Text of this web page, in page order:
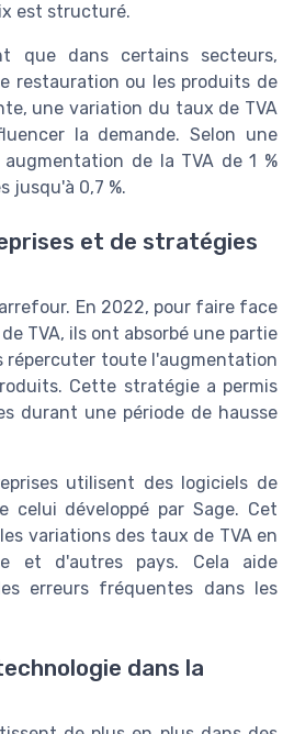
est structuré.
que dans certains secteurs,
restauration ou les produits de
une variation du taux de TVA
la demande. Selon une
de la TVA de 1 %
jusqu'à 0,7 %.
et de stratégies
En 2022, pour faire face
TVA, ils ont absorbé une partie
répercuter toute l'augmentation
Cette stratégie a permis
durant une période de hausse
utilisent des logiciels de
celui développé par Sage. Cet
variations des taux de TVA en
et d'autres pays. Cela aide
erreurs fréquentes dans les
dans la